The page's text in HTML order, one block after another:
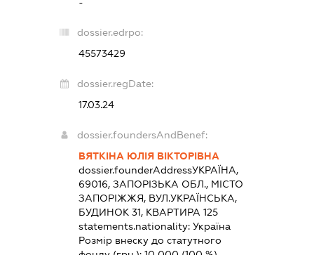
dossier.edrpo:
45573429
dossier.regDate:
17.03.24
dossier.foundersAndBenef:
ВЯТКІНА ЮЛІЯ ВІКТОРІВНА
dossier.founderAddressУКРАЇНА,
69016, ЗАПОРІЗЬКА ОБЛ., МІСТО
ЗАПОРІЖЖЯ, ВУЛ.УКРАЇНСЬКА,
БУДИНОК 31, КВАРТИРА 125
statements.nationality:Україна
Розмір внеску до статутного